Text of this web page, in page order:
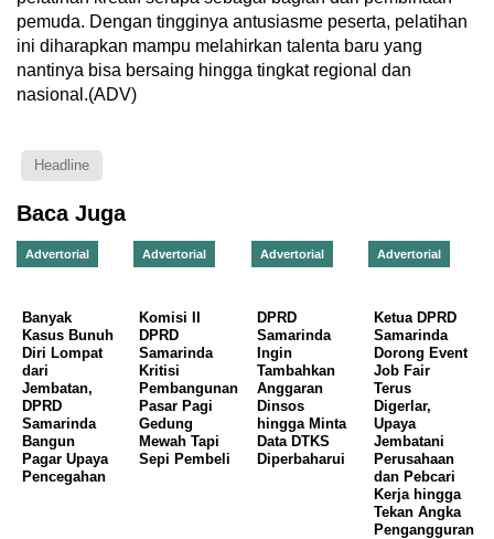
pemuda. Dengan tingginya antusiasme peserta, pelatihan
ini diharapkan mampu melahirkan talenta baru yang
nantinya bisa bersaing hingga tingkat regional dan
nasional.(ADV)
Headline
Baca Juga
Advertorial
Banyak
Kasus Bunuh
Diri Lompat
dari
Jembatan,
DPRD
Samarinda
Bangun
Pagar Upaya
Pencegahan
Advertorial
Komisi II
DPRD
Samarinda
Kritisi
Pembangunan
Pasar Pagi
Gedung
Mewah Tapi
Sepi Pembeli
Advertorial
DPRD
Samarinda
Ingin
Tambahkan
Anggaran
Dinsos
hingga Minta
Data DTKS
Diperbaharui
Advertorial
Ketua DPRD
Samarinda
Dorong Event
Job Fair
Terus
Digerlar,
Upaya
Jembatani
Perusahaan
dan Pebcari
Kerja hingga
Tekan Angka
Pengangguran